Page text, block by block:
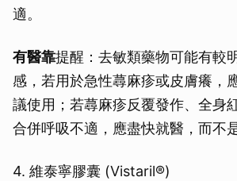
適。
有醫靠提醒：去敏類藥物可能有較
感，若用於急性蕁麻疹或皮膚癢，
議使用；若蕁麻疹反覆發作、全身
合併呼吸不適，應盡快就醫，而不
4. 維泰寧膠囊 (Vistaril®)